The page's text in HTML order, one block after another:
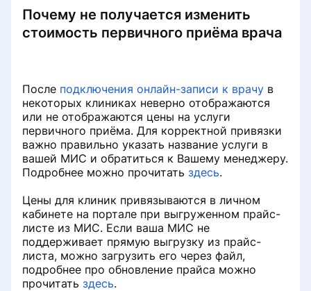
Почему не получается изменить
стоимость первичного приёма врача
После подключения онлайн-записи к врачу в
некоторых клиниках неверно отображаются
или не отображаются цены на услуги
первичного приёма. Для корректной привязки
важно правильно указать название услуги в
вашей МИС и обратиться к Вашему менеджеру.
Подробнее можно прочитать здесь.
Цены для клиник привязываются в личном
кабинете на портале при выгруженном прайс-
листе из МИС. Если ваша МИС не
поддерживает прямую выгрузку из прайс-
листа, можно загрузить его через файл,
подробнее про обновление прайса можно
прочитать здесь.